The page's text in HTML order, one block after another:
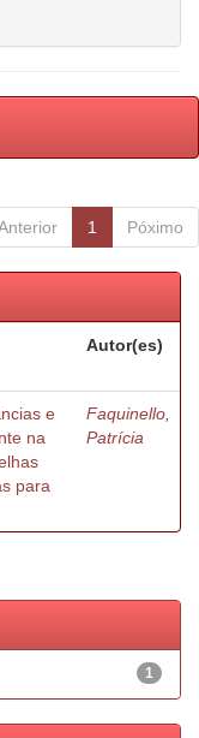
1 Póximo
Autor(es)
e
na
para
Faquinello,
Patrícia
1